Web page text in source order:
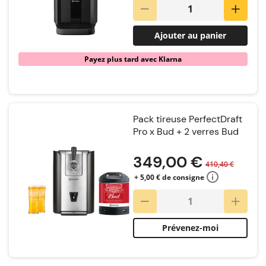
Ajouter au panier
Payez plus tard avec Klarna
Pack tireuse PerfectDraft
Pro x Bud + 2 verres Bud
349,00 € 410,40 €
+ 5,00 € de consigne
Prévenez-moi